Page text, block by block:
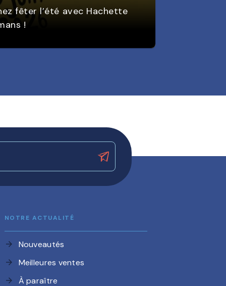
fêter l’été avec Hachette
!
NOTRE ACTUALITÉ
arrow_forward Nouveautés
arrow_forward Meilleures ventes
arrow_forward À paraître